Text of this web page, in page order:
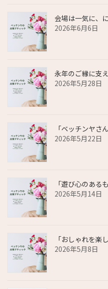
会場は一気に、
2026年6月6日
永年のご縁に支
2026年5月28日
「ベッチンヤさ
2026年5月22日
「遊び心のある
2026年5月14日
「おしゃれを楽
2026年5月8日